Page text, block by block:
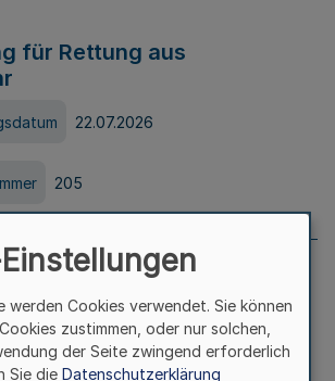
für Rettung aus
22.07.2026
205
2026 Nr. 204 vom
werden Cookies verwendet. Sie können
zustimmen, oder nur solchen,
der Seite zwingend erforderlich
Sie die Datenschutzerklärung